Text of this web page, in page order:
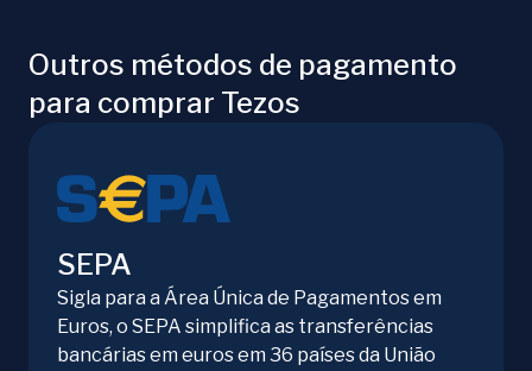
Outros métodos de pagamento
para comprar Tezos
SEPA
Sigla para a Área Única de Pagamentos em
Euros, o SEPA simplifica as transferências
bancárias em euros em 36 países da União